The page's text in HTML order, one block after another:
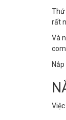
Thứ
rất
Và